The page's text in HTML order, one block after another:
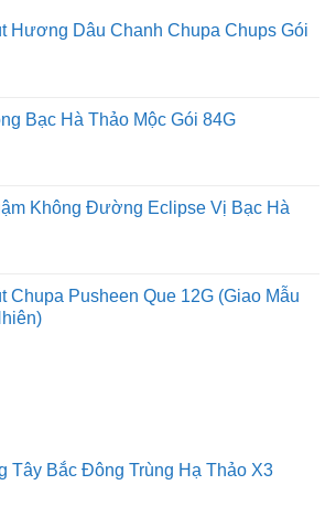
chất dinh dưỡng từ ấu trùng, khiến ấu
mùa hè, nấm phát triển thành dạng cây
Hương Dâu Chanh Chupa Chups Gói
Bạc Hà Thảo Mộc Gói 84G
Không Đường Eclipse Vị Bạc Hà
Chupa Pusheen Que 12G (Giao Mẫu
Tây Bắc Đông Trùng Hạ Thảo X3